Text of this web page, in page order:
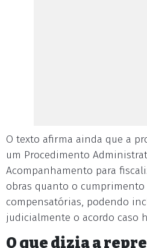
O texto afirma ainda que a
um Procedimento
Acompanhamento para
obras quanto o cumprimento
compensatórias, podendo
judicialmente o acordo caso
O que dizia a